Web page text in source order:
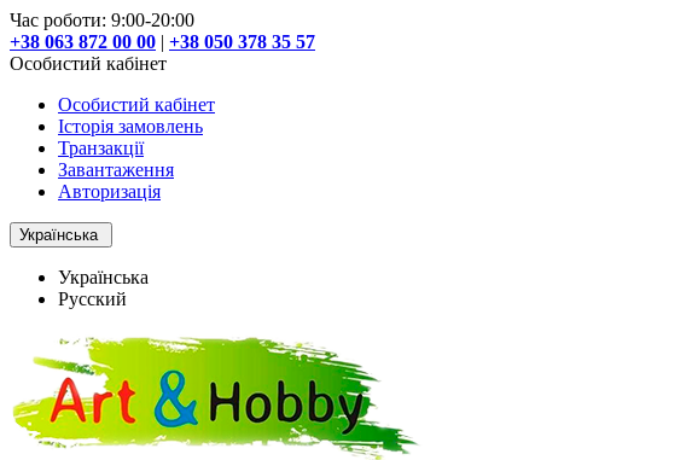
Час роботи: 9:00-20:00
+38 063 872 00 00 | +38 050 378 35 57
Особистий кабінет
Особистий кабінет
Історія замовлень
Транзакції
Завантаження
Авторизація
Українська
Українська
Русский